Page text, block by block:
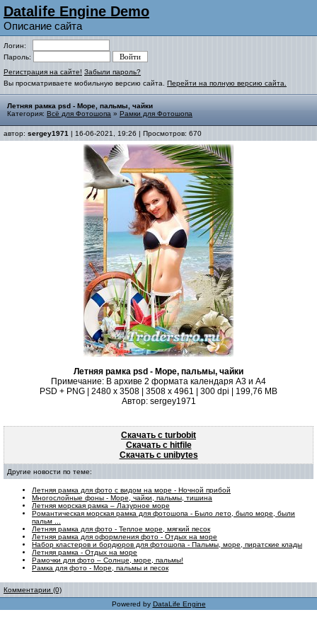
Datalife Engine Demo
Описание сайта
Логин:
Пароль:
Регистрация на сайте! Забыли пароль?
Вы просматриваете мобильную версию сайта. Перейти на полную версию сайта.
Летняя рамка psd - Море, пальмы, чайки
Категория: Всё для Фотошопа » Рамки для Фотошопа
автор: sergey1971 | 16-06-2021, 19:26 | Просмотров: 670
Летняя рамка psd - Море, пальмы, чайки
Примечание: В архиве 2 формата календаря А3 и А4
PSD + PNG | 2480 x 3508 | 3508 x 4961 | 300 dpi | 199,76 MB
Автор: sergey1971
Скачать с turbobit
Скачать с hitfile
Скачать с unibytes
Другие новости по теме:
Летняя рамка для фото с видом на море - Ночной прибой
Многослойные фоны - Море, чайки, пальмы, тишина
Летняя морская рамка – Лазурное море
Романтическая морская рамка для фотошопа - Было лето, было море, были
пальм ...
Летняя рамка для фото - Теплое море, мягкий песок
Летняя рамка для оформления фото - Отдых на море
Набор кластеров и бордюров для фотошопа - Пальмы, море, пиратские клады
Летняя рамка - Отдых на море
Рамочки для фото – Солнце, море, пальмы!
Рамка для фото - Море, пальмы и песок
Комментарии (0)
Powered by DataLife Engine